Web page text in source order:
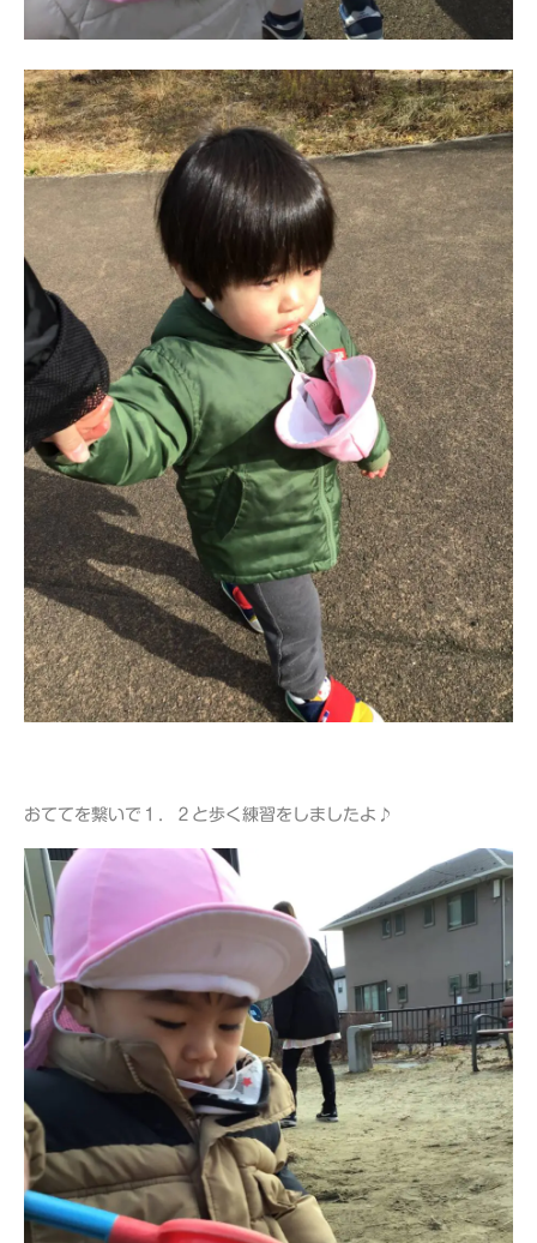
おててを繋いで１．２と歩く練習をしましたよ♪